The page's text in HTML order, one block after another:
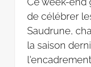
de célébrer
Saudrune,
la saison